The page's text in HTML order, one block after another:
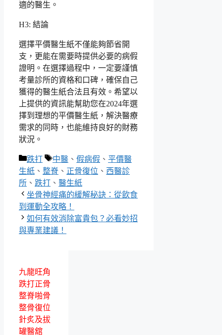
適的醫生。
H3: 結論
選擇平價醫生紙不僅能夠節省開
支，更能在需要時提供必要的病假
證明。在選擇過程中，一定要謹慎
考量診所的資格和口碑，確保自己
獲得的醫生紙合法且有效。希望以
上提供的資訊能幫助您在2024年選
擇到理想的平價醫生紙，解決醫療
需求的同時，也能維持良好的財務
狀況。
分
類
跌打
標
籤
中醫 、 假病假 、 平價醫
生紙 、 整脊 、 正骨復位 、 西醫診
所 、 跌打 、 醫生紙
坐骨神經痛的緩解秘訣：從飲食
到運動全攻略！
如何有效消除富貴包？必看妙招
與專業建議！
九龍旺角
跌打正骨
整脊啪骨
整骨復位
針炙及拔
罐醫舘